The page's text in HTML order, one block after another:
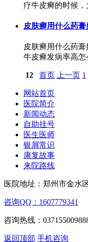
疗牛皮癣的时候
皮肤癣用什么药
皮肤癣用什么药
牛皮癣发病率高
12 首页 上一页 1
网站首页
医院简介
新闻动态
自助挂号
医生医师
银屑常识
康复故事
来院路线
医院地址：郑州市金水
咨询QQ：1607779341
咨询热线：
返回顶部 手机咨询